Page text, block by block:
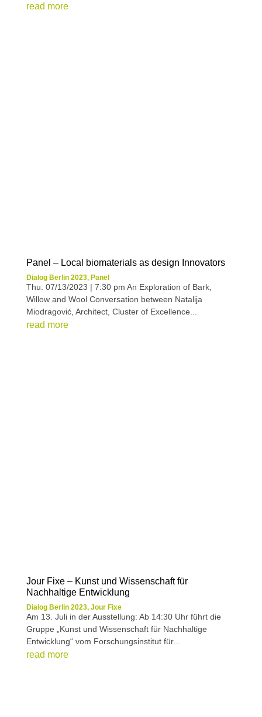
read more
Panel – Local biomaterials as design Innovators
Dialog Berlin 2023, Panel
Thu. 07/13/2023 | 7:30 pm An Exploration of Bark,
Willow and Wool Conversation between Natalija
Miodragović, Architect, Cluster of Excellence...
read more
Jour Fixe – Kunst und Wissenschaft für
Nachhaltige Entwicklung
Dialog Berlin 2023, Jour Fixe
Am 13. Juli in der Ausstellung: Ab 14:30 Uhr führt die
Gruppe „Kunst und Wissenschaft für Nachhaltige
Entwicklung“ vom Forschungsinstitut für...
read more